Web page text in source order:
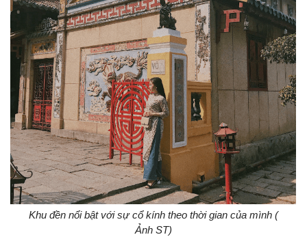
Khu đền nổi bật với sự cổ kính theo thời gian của mình (
Ảnh ST)